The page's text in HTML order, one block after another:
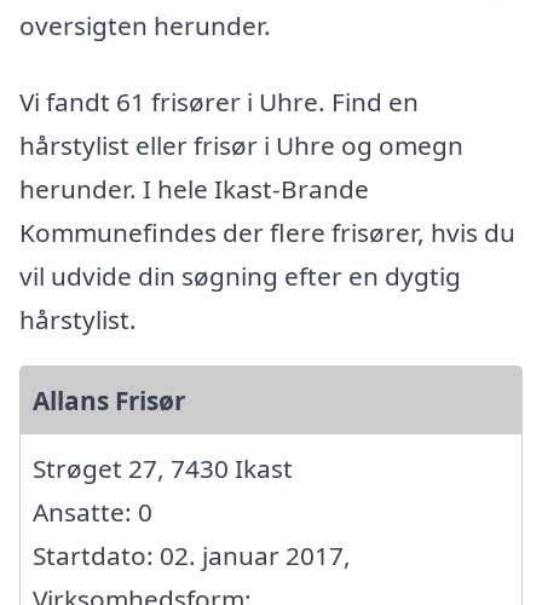
oversigten herunder.
Vi fandt 61 frisører i Uhre. Find en
hårstylist eller frisør i Uhre og omegn
herunder. I hele Ikast-Brande
Kommunefindes der flere frisører, hvis du
vil udvide din søgning efter en dygtig
hårstylist.
Allans Frisør
Strøget 27, 7430 Ikast
Ansatte: 0
Startdato: 02. januar 2017,